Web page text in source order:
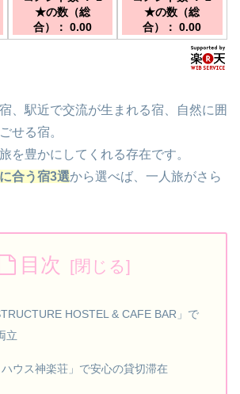
鉄出雲大社前駅より
徒歩約１０分
★の数（総
合）： 0.00
自然に囲まれた山間
部に位置した一軒家
の【民泊】／江南駅
から車で約６分
★の数（総
合）： 0.00
、駅近で交流が生まれる宿、自然に囲
せる宿。
を豊かにしてくれる存在です。
合う宿3選から選べば、一人旅がさら
目次
HOSTEL & CAFE BAR」で
立
ハウス神楽荘」で安心の貸切滞在